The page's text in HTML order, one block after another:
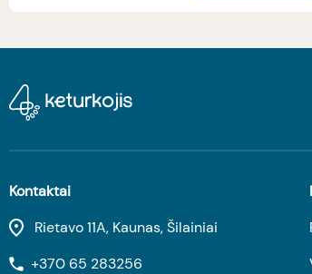
Kontaktai
Rietavo 11A, Kaunas, Šilainiai
+370 65 283256